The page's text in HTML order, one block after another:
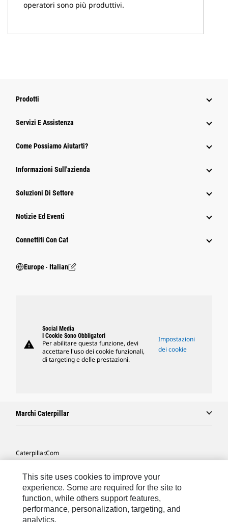
operatori sono più produttivi.
Prodotti
Servizi E Assistenza
Come Possiamo Aiutarti?
Informazioni Sull'azienda
Soluzioni Di Settore
Notizie Ed Eventi
Connettiti Con Cat
Europe ‧ Italian
warning
Social Media
I Cookie Sono Obbligatori
Per abilitare questa funzione, devi
accettare l'uso dei cookie funzionali,
di targeting e delle prestazioni.
Impostazioni
dei cookie
Marchi Caterpillar
Caterpillar.com
Le Mie Preferenze Di Marketing
Mappa Del Sito
Cookie Settings
This site uses cookies to improve your
experience. Some are required for the site to
function, while others support features,
performance, personalization, targeting, and
analytics.